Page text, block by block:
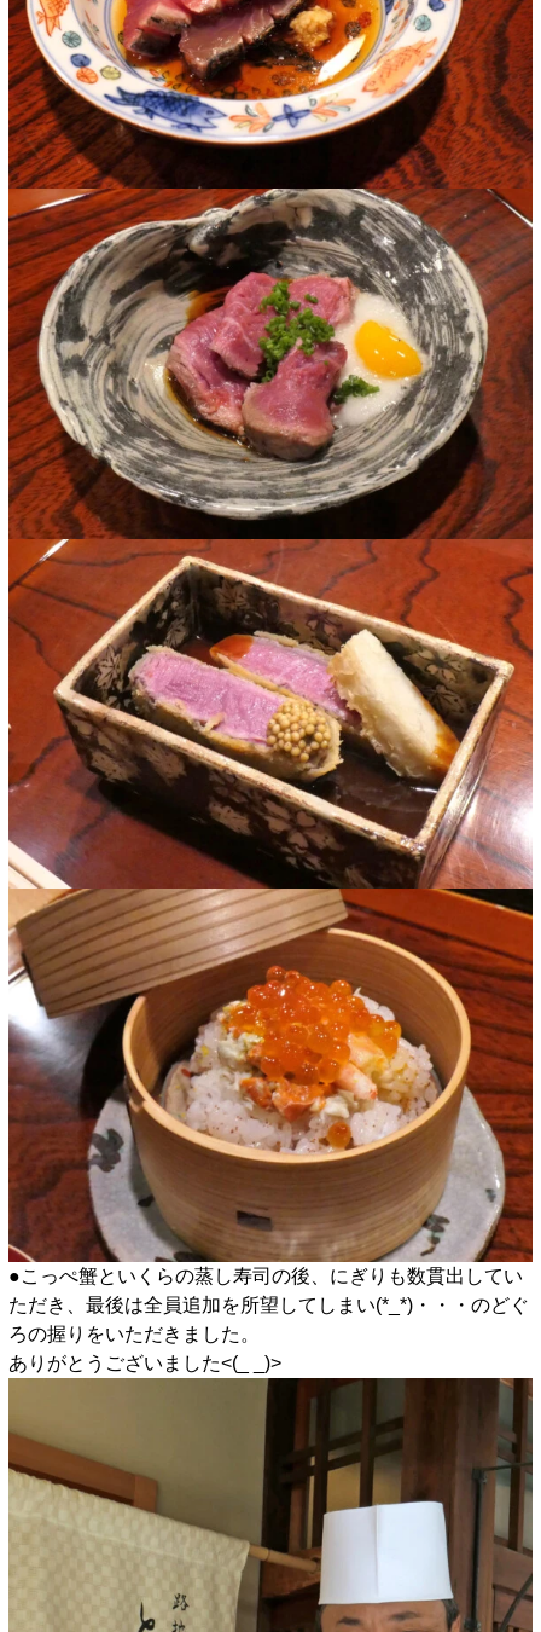
●こっぺ蟹といくらの蒸し寿司の後、にぎりも数貫出してい
ただき、最後は全員追加を所望してしまい(*_*)・・・のどぐ
ろの握りをいただきました。
ありがとうございました<(_ _)>